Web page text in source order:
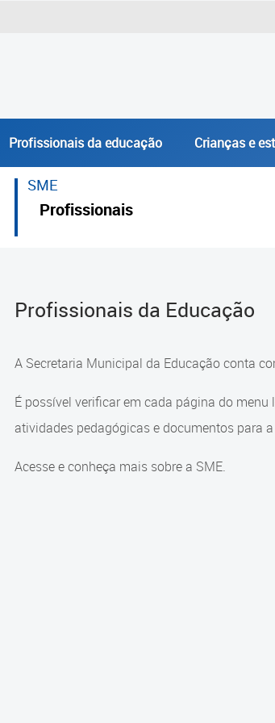
Profissionais da educação Crianças e
SME
Profissionais
Profissionais da Educação
A Secretaria Municipal da Educação conta
É possível verificar em cada página do
atividades pedagógicas e documentos para
Acesse e conheça mais sobre a SME.